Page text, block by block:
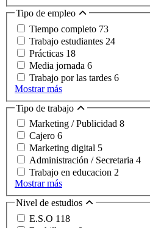
Tipo de empleo
Tiempo completo 73
Trabajo estudiantes 24
Prácticas 18
Media jornada 6
Trabajo por las tardes 6
Mostrar más
Tipo de trabajo
Marketing / Publicidad 8
Cajero 6
Marketing digital 5
Administración / Secretaria 4
Trabajo en educacion 2
Mostrar más
Nivel de estudios
E.S.O 118